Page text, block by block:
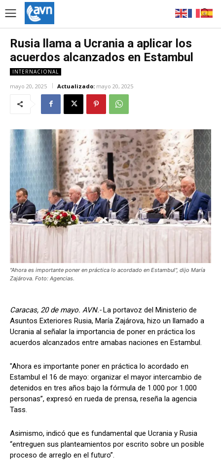
Rusia llama a Ucrania a aplicar los
acuerdos alcanzados en Estambul
INTERNACIONAL
mayo 20, 2025 Actualizado: mayo 20, 2025
"Ahora es importante poner en práctica lo acordado en Estambul", dijo María
Zajárova. Foto: Agencias.
Caracas, 20 de mayo. AVN.-La portavoz del Ministerio de
Asuntos Exteriores Rusia, María Zajárova, hizo un llamado a
Ucrania al señalar la importancia de poner en práctica los
acuerdos alcanzados entre amabas naciones en Estambul.
"Ahora es importante poner en práctica lo acordado en
Estambul el 16 de mayo: organizar el mayor intercambio de
detenidos en tres años bajo la fórmula de 1.000 por 1.000
personas”, expresó en rueda de prensa, reseña la agencia
Tass.
Asimismo, indicó que es fundamental que Ucrania y Rusia
“entreguen sus planteamientos por escrito sobre un posible
proceso de arreglo en el futuro”.